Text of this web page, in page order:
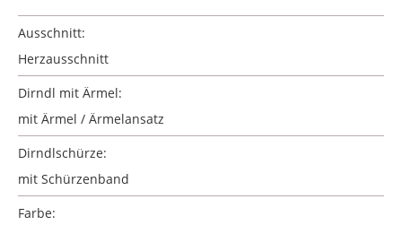
Ausschnitt:
Herzausschnitt
Dirndl mit Ärmel:
mit Ärmel / Ärmelansatz
Dirndlschürze:
mit Schürzenband
Farbe: